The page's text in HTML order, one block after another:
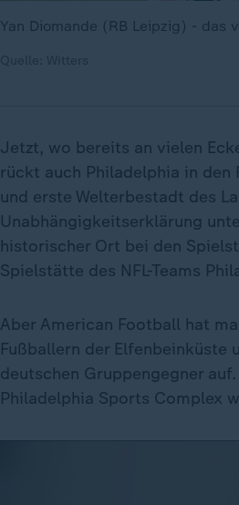
Yan Diomande (RB Leipzig) - das
Jetzt, wo bereits an vielen
rückt auch Philadelphia in
und erste Welterbestadt des
Unabhängigkeitserklärung
historischer Ort bei den
Spielstätte des NFL-Teams
Aber American Football hat
Fußballern der Elfenbeinküste
deutschen Gruppengegner
Philadelphia Sports Complex